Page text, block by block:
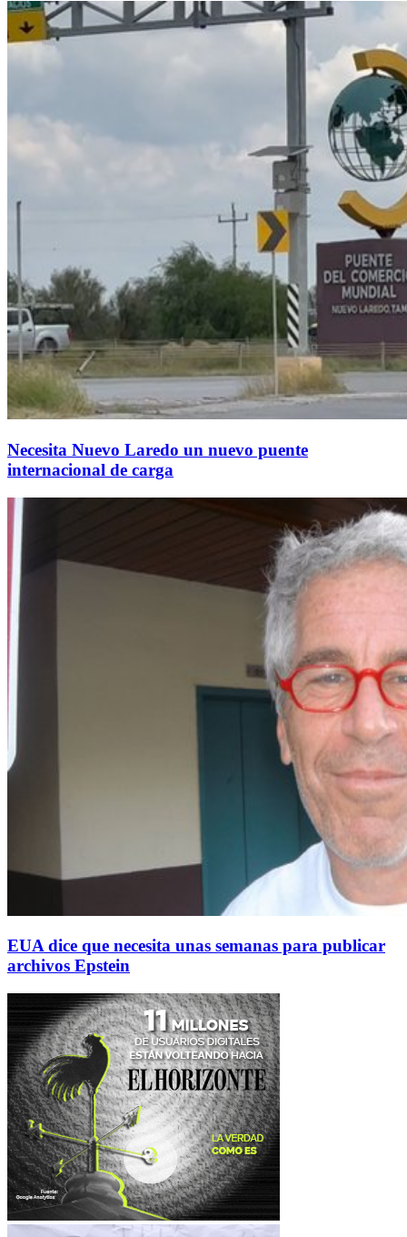
Necesita Nuevo Laredo un nuevo puente
internacional de carga
EUA dice que necesita unas semanas para publicar
archivos Epstein